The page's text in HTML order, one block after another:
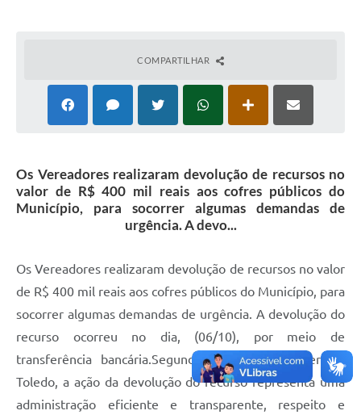
COMPARTILHAR
Os Vereadores realizaram devolução de recursos no
valor de R$ 400 mil reais aos cofres públicos do
Município, para socorrer algumas demandas de
urgência. A devo...
Os Vereadores realizaram devolução de recursos no valor
de R$ 400 mil reais aos cofres públicos do Município, para
socorrer algumas demandas de urgência. A devolução do
recurso ocorreu no dia, (06/10), por meio de
transferência bancária.Segundo o Presidente Geraldo
Toledo, a ação da devolução do recurso representa uma
administração eficiente e transparente, respeito e